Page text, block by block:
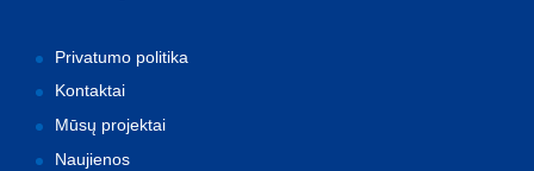
Privatumo politika
Kontaktai
Mūsų projektai
Naujienos